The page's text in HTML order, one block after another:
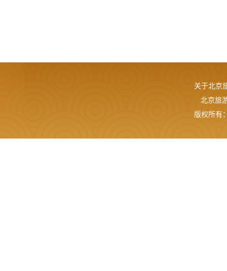
关于北京
北京旅
版权所有